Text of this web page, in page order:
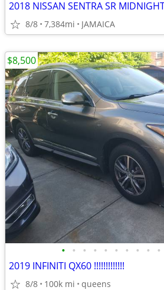
8/8 7,384mi JAMAICA
• • • • • • • • • •
2019 INFINITI QX60 !!!!!!!!!!!!!
8/8 100k mi queens
$8,500